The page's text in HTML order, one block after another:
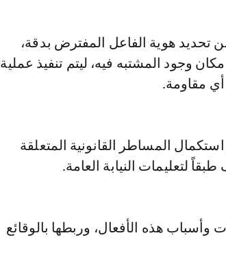
تحديد هوية الفاعل المفترض بدقة،
وجود المشتبه فيه، ليتم تنفيذ عملية
مقاومة.
المساطر القانونية المتعلقة
لتعليمات النيابة العامة.
هذه الأفعال، وربطها بالوقائع